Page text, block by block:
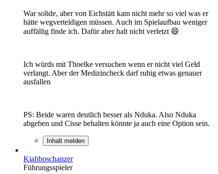
War solide, aber von Eichstätt kam nicht mehr so viel was er
hätte wegverteidigen müssen. Auch im Spielaufbau weniger
auffällig finde ich. Dafür aber halt nicht verletzt 😄
Ich würds mit Thoelke versuchen wenn er nicht viel Geld
verlangt. Aber der Medizincheck darf ruhig etwas genauer
ausfallen
PS: Beide waren deutlich besser als Nduka. Also Nduka
abgeben und Cisse behalten könnte ja auch eine Option sein.
Inhalt melden
Kiahboschanzer
Führungsspieler